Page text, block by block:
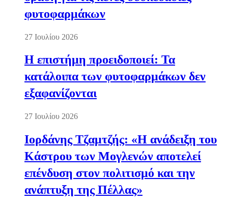
φυτοφαρμάκων
27 Ιουλίου 2026
Η επιστήμη προειδοποιεί: Τα
κατάλοιπα των φυτοφαρμάκων δεν
εξαφανίζονται
27 Ιουλίου 2026
Ιορδάνης Τζαμτζής: «Η ανάδειξη του
Κάστρου των Μογλενών αποτελεί
επένδυση στον πολιτισμό και την
ανάπτυξη της Πέλλας»